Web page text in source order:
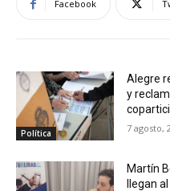
Facebook
Política
Alegre
y
7 agosto,
Martín
llegan